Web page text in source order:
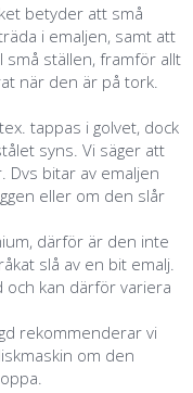
betyder att små
i emaljen, samt att
små ställen, framför allt
när den är på tork.
tappas i golvet, dock
syns. Vi säger att
Dvs bitar av emaljen
eller om den slår
därför är den inte
slå av en bit emalj.
och kan därför variera
rekommenderar vi
om den